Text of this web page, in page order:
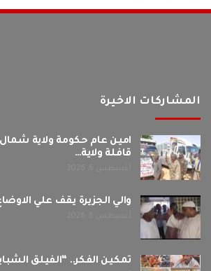
المشاركات الاخيرة
امين عام حكومة ولاية
قافلة ولاية…
والي الجزيرة يقف علي
تمكين الفكر.. “الفيلق